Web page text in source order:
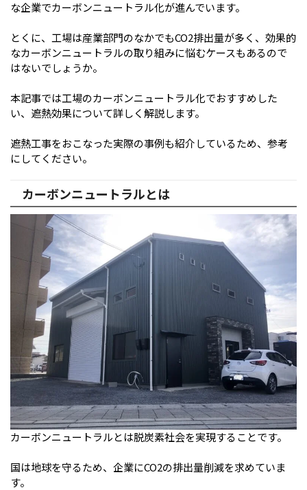
な企業でカーボンニュートラル化が進んでいます。
とくに、工場は産業部門のなかでもCO2排出量が多く、効果的
なカーボンニュートラルの取り組みに悩むケースもあるので
はないでしょうか。
本記事では工場のカーボンニュートラル化でおすすめした
い、遮熱効果について詳しく解説します。
遮熱工事をおこなった実際の事例も紹介しているため、参考
にしてください。
カーボンニュートラルとは
カーボンニュートラルとは脱炭素社会を実現することです。
国は地球を守るため、企業にCO2の排出量削減を求めていま
す。